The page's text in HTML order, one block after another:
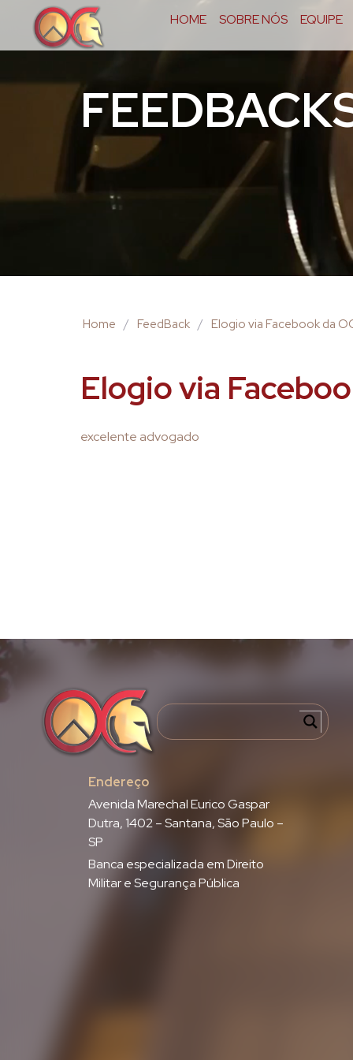
HOME SOBRE NÓS EQUIPE
Home / FeedBack / Elogio via Facebook da
Elogio via
excelente advogado
Endereço
Avenida Marechal Eurico Gaspar
Dutra, 1402 – Santana, São Paulo –
SP
Banca especializada em Direito
Militar e Segurança Pública